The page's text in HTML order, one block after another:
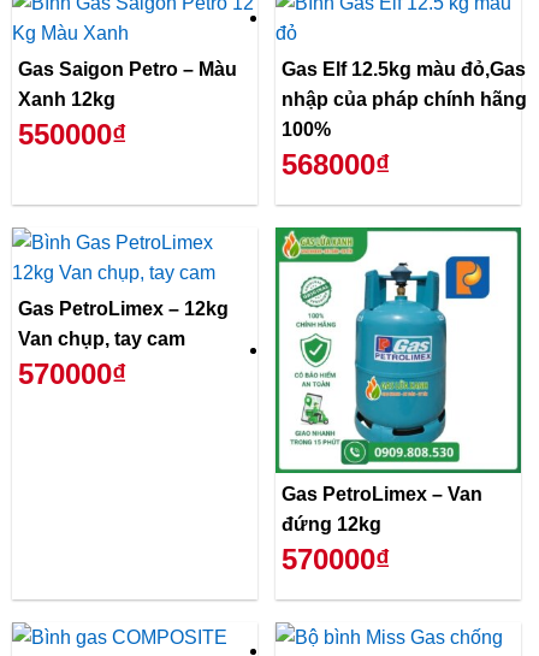
Gas Saigon Petro – Màu
Xanh 12kg
550000₫
Gas Elf 12.5kg màu đỏ,Gas
nhập của pháp chính hãng
100%
568000₫
Gas PetroLimex – 12kg
Van chụp, tay cam
570000₫
Gas PetroLimex – Van
đứng 12kg
570000₫